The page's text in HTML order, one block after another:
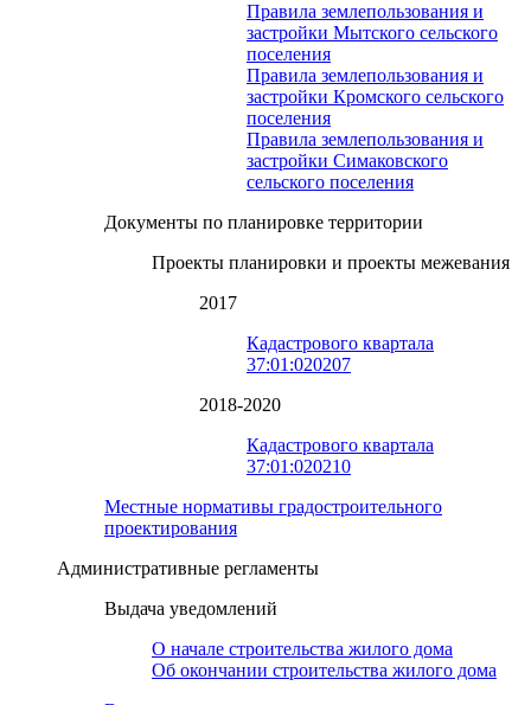
Правила землепользования и
застройки Мытского сельского
поселения
Правила землепользования и
застройки Кромского сельского
поселения
Правила землепользования и
застройки Симаковского
сельского поселения
Документы по планировке территории
Проекты планировки и проекты межевания
2017
Кадастрового квартала
37:01:020207
2018-2020
Кадастрового квартала
37:01:020210
Местные нормативы градостроительного
проектирования
Административные регламенты
Выдача уведомлений
О начале строительства жилого дома
Об окончании строительства жилого дома